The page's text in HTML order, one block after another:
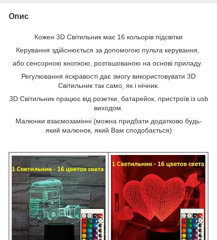
Опис
Кожен 3D Світильник має 16 кольорів підсвітки
Керування здійснюється за допомогою пульта керування,
або сенсорною кнопкою, розташованою на основі приладу.
Регулювання яскравості дає змогу використовувати 3D
Світильник так само, як і нічник.
3D Світильник працює від розетки, батарейок, пристроїв із usb
виходом.
Малюнки взаємозамінні (можна придбати додатково будь-
який малюнок, який Вам сподобається)